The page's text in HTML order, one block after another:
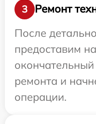
3
Ремонт
После
предоставим
ремонта и
операции.